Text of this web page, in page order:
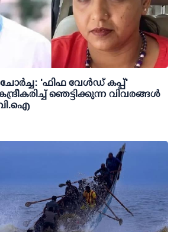
ചോര്‍ച്ച: 'ഫിഫ വേള്‍ഡ് കപ്പ്'
ഞെട്ടിക്കുന്ന വിവരങ്ങള്‍